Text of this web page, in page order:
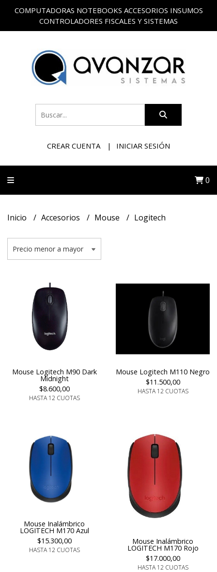
COMPUTADORAS NOTEBOOKS ACCESORIOS INSUMOS
CONTROLADORES FISCALES Y SISTEMAS
CREAR CUENTA INICIAR SESIÓN
0
Inicio Accesorios Mouse Logitech
Mouse Logitech M90 Dark
Midnight
$8.600,00
HASTA 12 CUOTAS
Mouse Logitech M110 Negro
$11.500,00
HASTA 12 CUOTAS
Mouse Inalámbrico
LOGITECH M170 Azul
$15.300,00
HASTA 12 CUOTAS
Mouse Inalámbrico
LOGITECH M170 Rojo
$17.000,00
HASTA 12 CUOTAS